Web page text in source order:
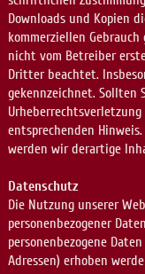
Downloads und Kopien
kommerziellen
nicht vom Betreiber
Dritter beachtet.
gekennzeichnet. Sollten
entsprechenden
werden wir derartige
Datenschutz
Die Nutzung unserer
personenbezogener
personenbezogene
Adressen) erhoben